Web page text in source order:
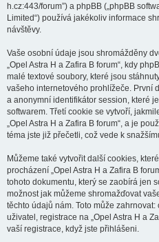
h.cz:443/forum”) a phpBB („phpBB
Limited“) používá jakékoliv informace
návštěvy.
Vaše osobní údaje jsou shromážděny
„Opel Astra H a Zafira B forum“, kdy
malé textové soubory, které jsou
vašeho internetového prohlížeče. První
a anonymní identifikátor session, které
softwarem. Třetí cookie se vytvoří,
„Opel Astra H a Zafira B forum“, a je
téma jste již přečetli, což vede k
Můžeme také vytvořit další cookies,
procházení „Opel Astra H a Zafira B
tohoto dokumentu, který se zaobírá jen
možnost jak můžeme shromažďovat
těchto údajů nám. Toto může
uživatel, registrace na „Opel Astra H a
vaší registrace, když jste přihlášeni.